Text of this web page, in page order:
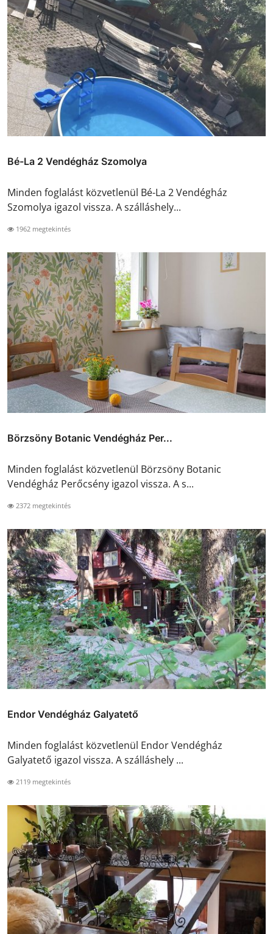
Bé-La 2 Vendégház Szomolya
Minden foglalást közvetlenül Bé-La 2 Vendégház
Szomolya igazol vissza. A szálláshely...
1962 megtekintés
Börzsöny Botanic Vendégház Per...
Minden foglalást közvetlenül Börzsöny Botanic
Vendégház Perőcsény igazol vissza. A s...
2372 megtekintés
Endor Vendégház Galyatető
Minden foglalást közvetlenül Endor Vendégház
Galyatető igazol vissza. A szálláshely ...
2119 megtekintés